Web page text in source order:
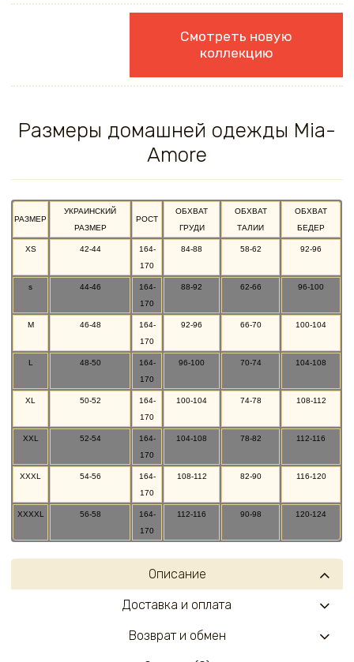
Смотреть новую
коллекцию
Размеры домашней одежды Mia-
Amore
РАЗМЕР
УКРАИНСКИЙ
РАЗМЕР
РОСТ
ОБХВАТ
ГРУДИ
ОБХВАТ
ТАЛИИ
ОБХВАТ
БЕДЕР
XS 42-44
164-
170
84-88 58-62 92-96
s 44-46
164-
170
88-92 62-66 96-100
M 46-48
164-
170
92-96 66-70 100-104
L 48-50
164-
170
96-100 70-74 104-108
XL 50-52
164-
170
100-104 74-78 108-112
XXL 52-54
164-
170
104-108 78-82 112-116
XXXL 54-56
164-
170
108-112 82-90 116-120
XXXXL 56-58
164-
170
112-116 90-98 120-124
Описание
Доставка и оплата
Возврат и обмен